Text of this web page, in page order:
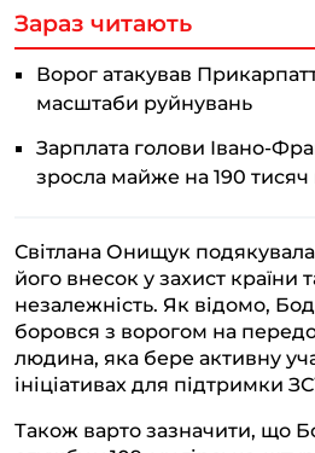
Зараз читають
Ворог атакував
масштаби руйнувань
Зарплата голови Івано-
зросла майже на 190
Світлана Онищук
його внесок у захист країни
незалежність. Як відомо,
боровся з ворогом на
людина, яка бере активну
ініціативах для підтримки
Також варто зазначити, що